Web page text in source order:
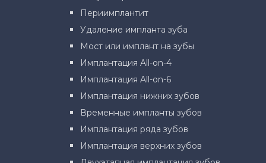
Периимплантит
Удаление импланта зуба
Мост или имплант на зубы
Имплантация All-on-4
Имплантация All-on-6
Имплантация нижних зубов
Временные импланты зубов
Имплантация ряда зубов
Имплантация верхних зубов